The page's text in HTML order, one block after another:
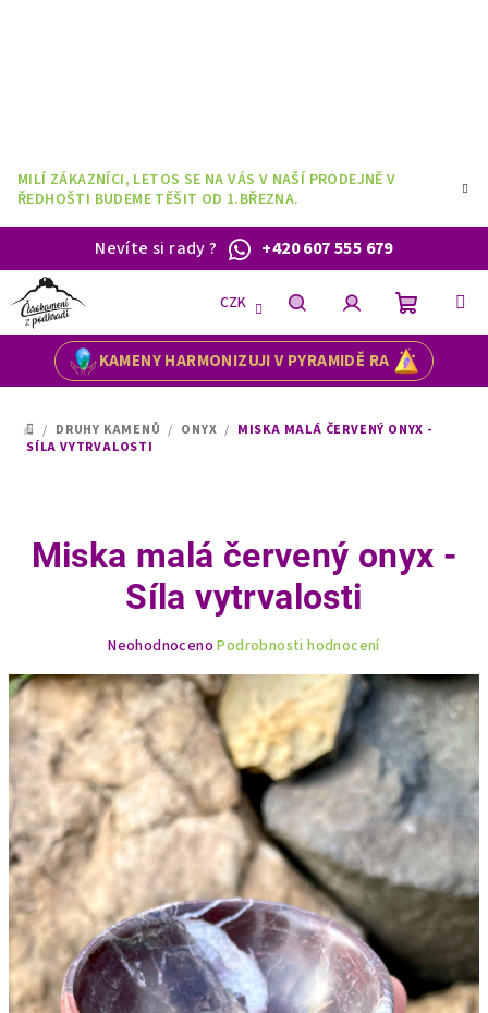
MILÍ ZÁKAZNÍCI, LETOS SE NA VÁS V NAŠÍ PRODEJNĚ V
ŘEDHOŠTI BUDEME TĚŠIT OD 1.BŘEZNA.
Nevíte si rady? +420 607 555 679
KAMENY HARMONIZUJI V PYRAMIDĚ RA
CZK
HledatPřihlášeníNákupní
DOMŮ
/ DRUHY KAMENŮ / ONYX / MISKA MALÁ ČERVENÝ ONYX -
SÍLA VYTRVALOSTI
Miska malá červený onyx -
Síla vytrvalosti
produktu
je
0,0
z
5
hvězdiček.
Neohodnoceno Podrobnosti hodnocení